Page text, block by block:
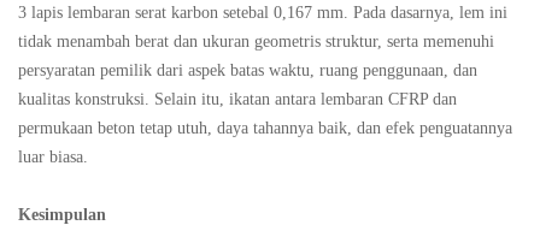
3 lapis lembaran serat karbon setebal 0,167 mm. Pada dasarnya, lem ini
tidak menambah berat dan ukuran geometris struktur, serta memenuhi
persyaratan pemilik dari aspek batas waktu, ruang penggunaan, dan
kualitas konstruksi. Selain itu, ikatan antara lembaran CFRP dan
permukaan beton tetap utuh, daya tahannya baik, dan efek penguatannya
luar biasa.
Kesimpulan